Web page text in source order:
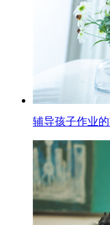
辅导孩子作业